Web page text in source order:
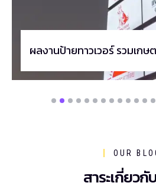
ผลงานป้ายทาวเวอร์ รวมเกษ
OUR
สาระเกี่ยว